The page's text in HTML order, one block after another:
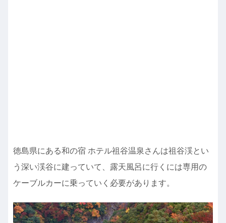
徳島県にある和の宿 ホテル祖谷温泉さんは祖谷渓とい
う深い渓谷に建っていて、露天風呂に行くには専用の
ケーブルカーに乗っていく必要があります。